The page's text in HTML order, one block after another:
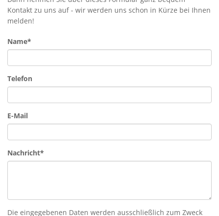
Kontakt zu uns auf - wir werden uns schon in Kürze bei Ihnen
melden!
Name*
Telefon
E-Mail
Nachricht*
Die eingegebenen Daten werden ausschließlich zum Zweck